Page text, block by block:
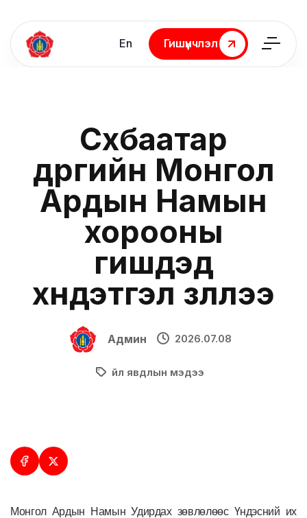
En
Гишүүнчлэл
Гишүүнчлэл
Сүхбаатар
дүүргийн Монгол
Ардын Намын
хорооны
гишүүдэд
хүндэтгэл үзүүллээ
Админ 2026.07.08
Үйл явдлын мэдээ
Монгол Ардын Намын Удирдах зөвлөлөөс Үндэсний их